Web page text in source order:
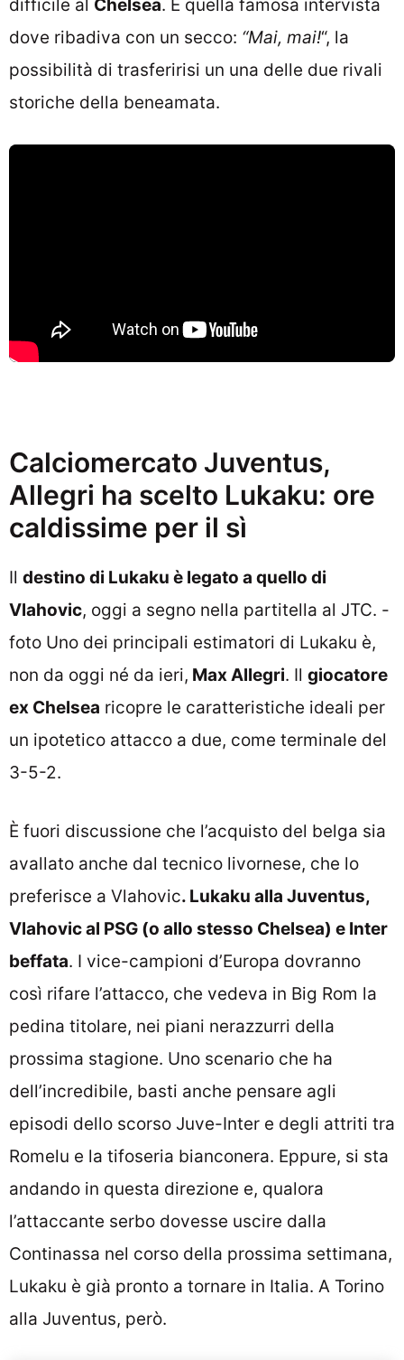
difficile al Chelsea. E quella famosa intervista
dove ribadiva con un secco: “Mai, mai!“, la
possibilità di trasferirisi un una delle due rivali
storiche della beneamata.
Calciomercato Juventus,
Allegri ha scelto Lukaku: ore
caldissime per il sì
Il destino di Lukaku è legato a quello di
Vlahovic, oggi a segno nella partitella al JTC. -
foto Uno dei principali estimatori di Lukaku è,
non da oggi né da ieri, Max Allegri. Il giocatore
ex Chelsea ricopre le caratteristiche ideali per
un ipotetico attacco a due, come terminale del
3-5-2.
È fuori discussione che l’acquisto del belga sia
avallato anche dal tecnico livornese, che lo
preferisce a Vlahovic. Lukaku alla Juventus,
Vlahovic al PSG (o allo stesso Chelsea) e Inter
beffata. I vice-campioni d’Europa dovranno
così rifare l’attacco, che vedeva in Big Rom la
pedina titolare, nei piani nerazzurri della
prossima stagione. Uno scenario che ha
dell’incredibile, basti anche pensare agli
episodi dello scorso Juve-Inter e degli attriti tra
Romelu e la tifoseria bianconera. Eppure, si sta
andando in questa direzione e, qualora
l’attaccante serbo dovesse uscire dalla
Continassa nel corso della prossima settimana,
Lukaku è già pronto a tornare in Italia. A Torino
alla Juventus, però.